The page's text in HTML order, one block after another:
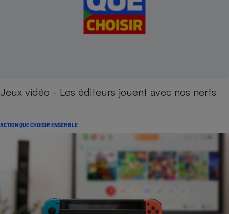
Jeux vidéo - Les éditeurs jouent avec nos nerfs
ACTION QUE CHOISIR ENSEMBLE